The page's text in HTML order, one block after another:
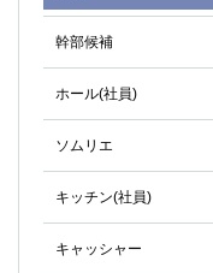
幹部候補
ホール(社員)
ソムリエ
キッチン(社員)
キャッシャー